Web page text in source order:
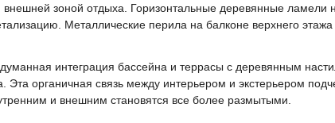
зоной отдыха. Горизонтальные деревянные ламели
Металлические перила на балконе верхнего
интеграция бассейна и террасы с деревянным
Эта органичная связь между интерьером и экстерьером
и внешним становятся все более размытыми.